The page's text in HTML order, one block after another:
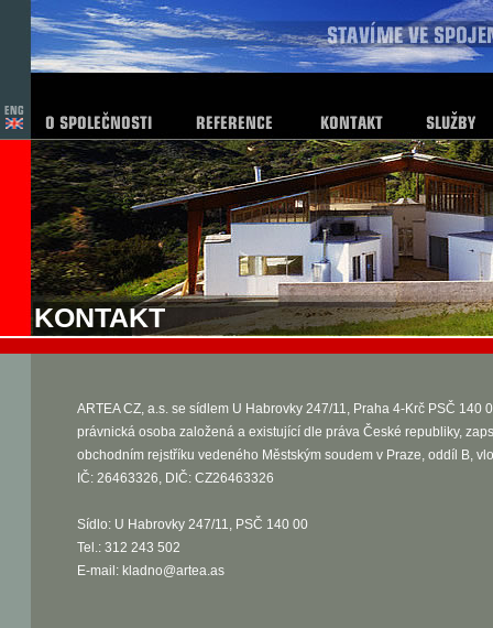
KONTAKT
ARTEA CZ, a.s. se sídlem U Habrovky 247/11, Praha 4-Krč PSČ 140
právnická osoba založená a existující dle práva České republiky,
obchodním rejstříku vedeného Městským soudem v Praze, oddíl B,
IČ: 26463326, DIČ: CZ26463326
Sídlo: U Habrovky 247/11, PSČ 140 00
Tel.: 312 243 502
E-mail: kladno@artea.as